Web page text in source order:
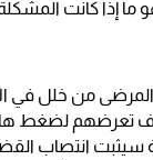
ما إذا كانت
من خلل في
تعرضهم لضغط
سيثبت انتصاب